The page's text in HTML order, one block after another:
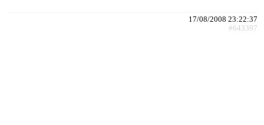
17/08/2008 23:22:37
#643397